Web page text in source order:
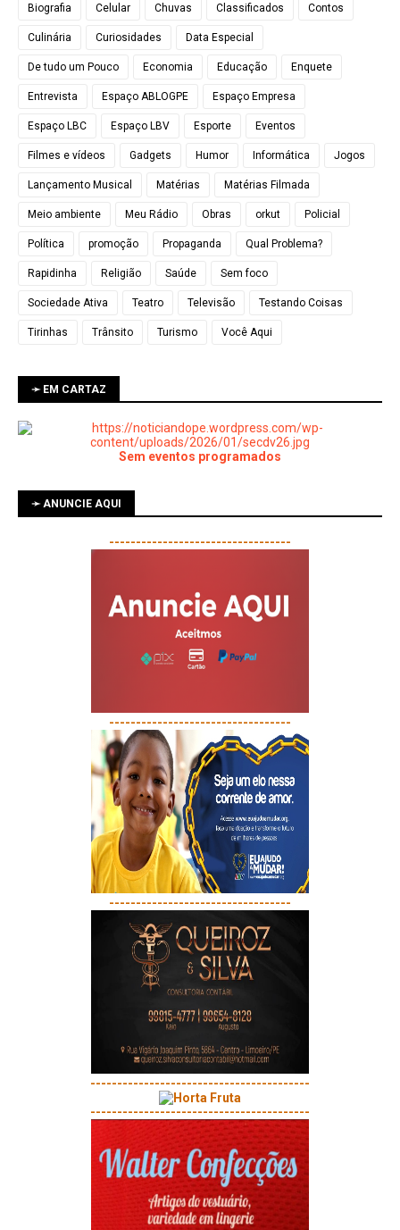
Biografia Celular Chuvas Classificados Contos
Culinária Curiosidades Data Especial
De tudo um Pouco Economia Educação Enquete
Entrevista Espaço ABLOGPE Espaço Empresa
Espaço LBC Espaço LBV Esporte Eventos
Filmes e vídeos Gadgets Humor Informática Jogos
Lançamento Musical Matérias Matérias Filmada
Meio ambiente Meu Rádio Obras orkut Policial
Política promoção Propaganda Qual Problema?
Rapidinha Religião Saúde Sem foco
Sociedade Ativa Teatro Televisão Testando Coisas
Tirinhas Trânsito Turismo Você Aqui
➛ EM CARTAZ
Sem eventos programados
➛ ANUNCIE AQUI
----------------------------------
----------------------------------
----------------------------------
-----------------------------------------
-----------------------------------------